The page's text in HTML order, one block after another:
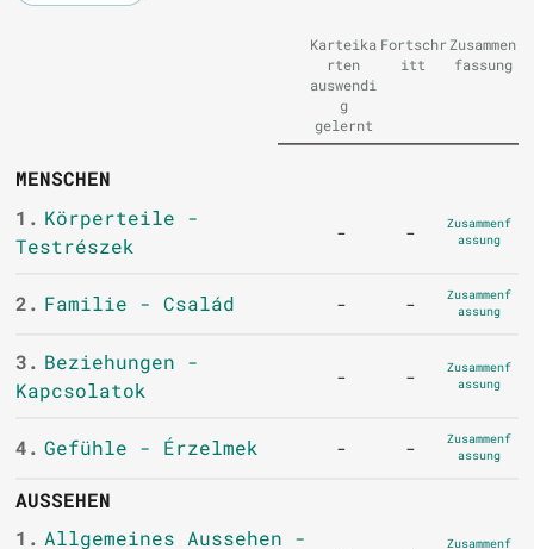
Karteika
rten
auswendi
g
gelernt
Fortschr
itt
Zusammen
fassung
MENSCHEN
1. Körperteile -
Testrészek
- -
Zusammenf
assung
2. Familie - Család - -
Zusammenf
assung
3. Beziehungen -
Kapcsolatok
- -
Zusammenf
assung
4. Gefühle - Érzelmek - -
Zusammenf
assung
AUSSEHEN
1. Allgemeines Aussehen -
Zusammenf